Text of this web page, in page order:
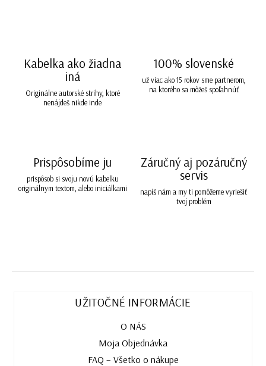
Kabelka ako žiadna
iná
Originálne autorské strihy, ktoré
nenájdeš nikde inde
100% slovenské
už viac ako 15 rokov sme partnerom,
na ktorého sa môžeš spoľahnúť
Prispôsobíme ju
prispôsob si svoju novú kabelku
originálnym textom, alebo iniciálkami
Záručný aj pozáručný
servis
napíš nám a my ti pomôžeme vyriešiť
tvoj problém
UŽITOČNÉ INFORMÁCIE
O NÁS
Moja Objednávka
FAQ – Všetko o nákupe